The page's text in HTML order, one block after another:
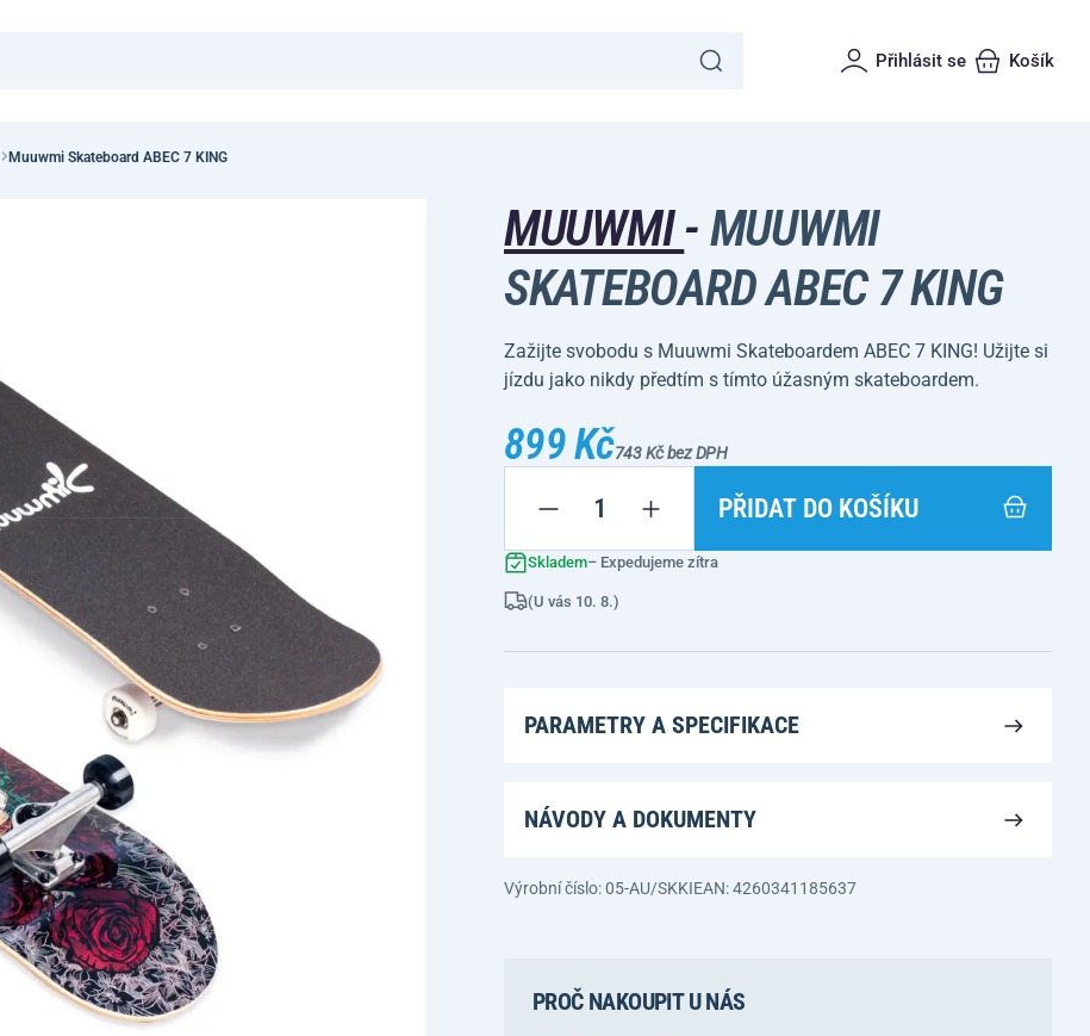
Přihlásit se Košík
Muuwmi Skateboard ABEC 7 KING
MUUWMI- MUUWMI
SKATEBOARD ABEC 7 KING
Zažijte svobodu s Muuwmi Skateboardem ABEC 7 KING! Užijte si
jízdu jako nikdy předtím s tímto úžasným skateboardem.
899 Kč743 Kč bez DPH
PŘIDAT DO KOŠÍKU
Skladem– Expedujeme zítra
(U vás 10. 8.)
PARAMETRY A SPECIFIKACE
NÁVODY A DOKUMENTY
Výrobní číslo: 05-AU/SKKIEAN: 4260341185637
PROČ NAKOUPIT U NÁS